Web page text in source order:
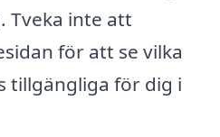
Tveka inte att
för att se vilka
tillgängliga för dig i